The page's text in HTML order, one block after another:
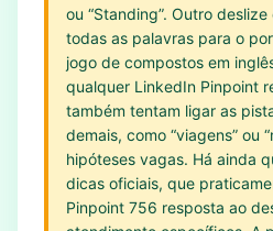
ou “Standing”. Outro
todas as palavras para o
jogo de compostos em
qualquer LinkedIn Pinpoint
também tentam ligar as
demais, como “viagens” ou
hipóteses vagas. Há ainda
dicas oficiais, que
Pinpoint 756 resposta ao